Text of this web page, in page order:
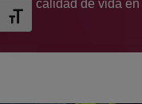
Toggle Font size
calidad de vida en